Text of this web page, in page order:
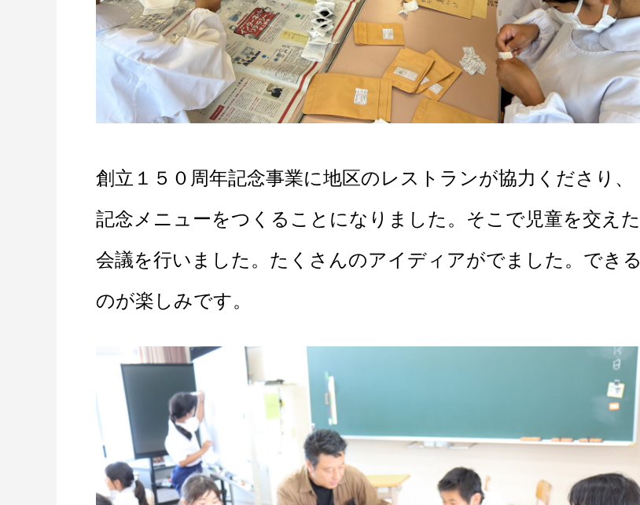
創立１５０周年記念事業に地区のレストランが協力くださり、
記念メニューをつくることになりました。そこで児童を交えた
会議を行いました。たくさんのアイディアがでました。できる
のが楽しみです。